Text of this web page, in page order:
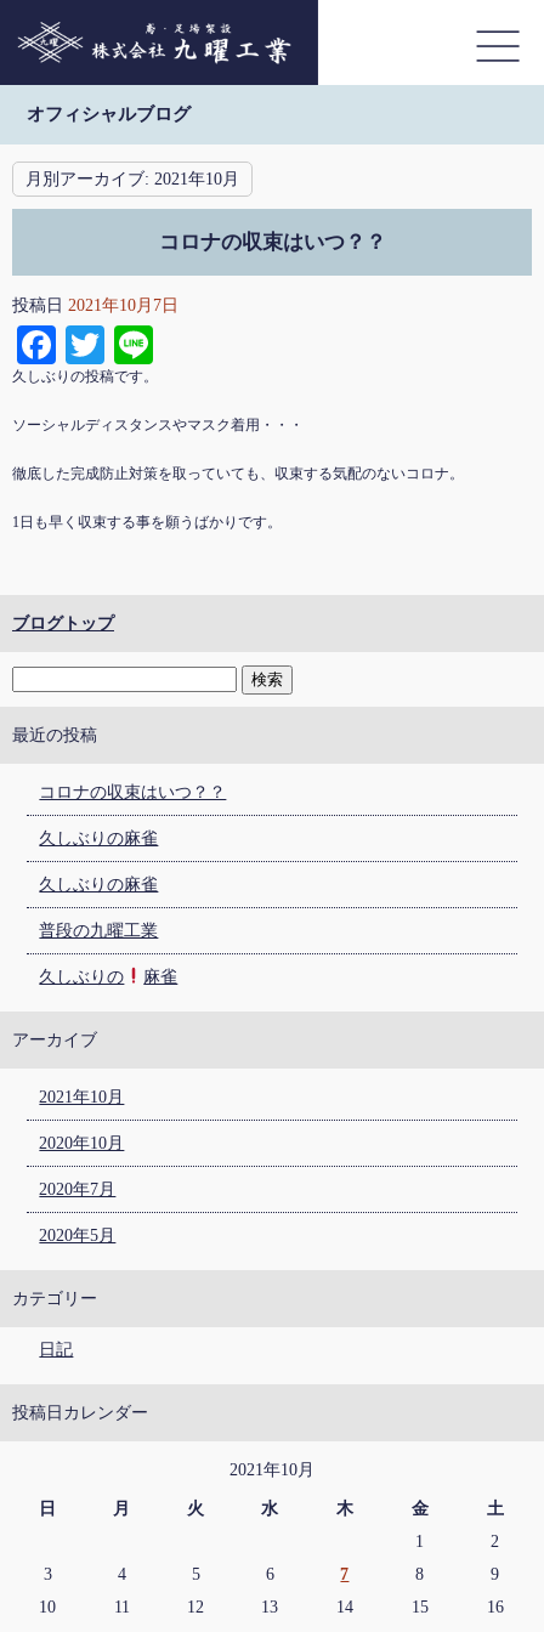
オフィシャルブログ
月別アーカイブ: 2021年10月
コロナの収束はいつ？？
投稿日 2021年10月7日
Facebook
Twitter
久しぶりの投稿です。
ソーシャルディスタンスやマスク着用・・・
徹底した完成防止対策を取っていても、収束する気配のないコロナ。
1日も早く収束する事を願うばかりです。
ブログトップ
最近の投稿
コロナの収束はいつ？？
久しぶりの麻雀
久しぶりの麻雀
普段の九曜工業
久しぶりの 麻雀
アーカイブ
2021年10月
2020年10月
2020年7月
2020年5月
カテゴリー
日記
投稿日カレンダー
2021年10月
日 月 火 水 木 金
土
1
2
3
4 5 6 7 8
9
10
11 12 13 14 15
16